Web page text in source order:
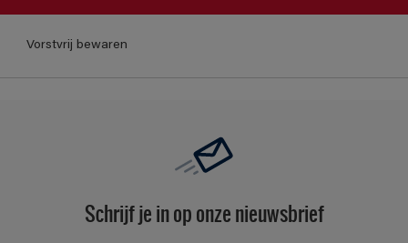
Vorstvrij bewaren
Schrijf je in op onze nieuwsbrief